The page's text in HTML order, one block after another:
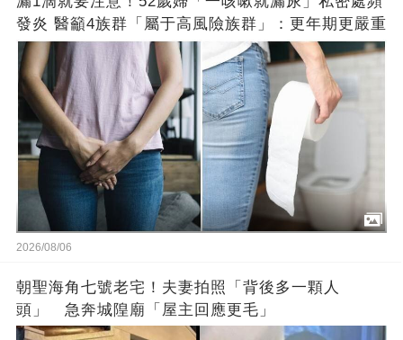
發炎 醫籲4族群「屬于高風險族群」：更年期更嚴重
2026/08/06
朝聖海角七號老宅！夫妻拍照「背後多一顆人
頭」 急奔城隍廟「屋主回應更毛」